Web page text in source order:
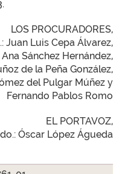
LOS PROCURADORES,
Juan Luis Cepa Álvarez,
Ana Sánchez Hernández,
de la Peña González,
del Pulgar Múñez y
Fernando Pablos Romo
EL PORTAVOZ,
Óscar López Águeda